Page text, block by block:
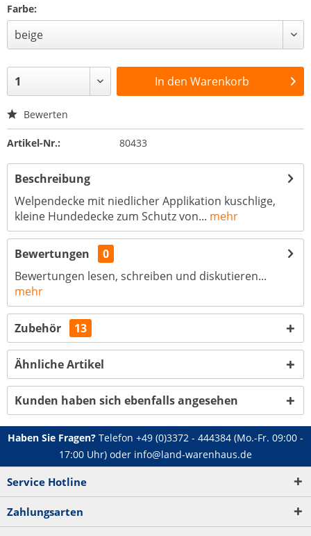
Farbe:
In den Warenkorb
Bewerten
Artikel-Nr.: 80433
Beschreibung
Welpendecke mit niedlicher Applikation kuschlige,
kleine Hundedecke zum Schutz von... mehr
Bewertungen
0
Bewertungen lesen, schreiben und diskutieren...
mehr
Zubehör 13
Ähnliche Artikel
Kunden haben sich ebenfalls angesehen
Haben Sie Fragen? Telefon +49 (0)3372 - 444384 (Mo.-Fr. 09:00 -
17:00 Uhr) oder info@land-warenhaus.de
Service Hotline
Zahlungsarten